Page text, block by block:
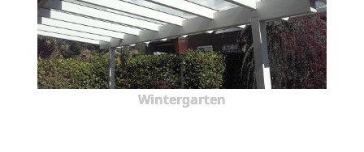
Wintergarten